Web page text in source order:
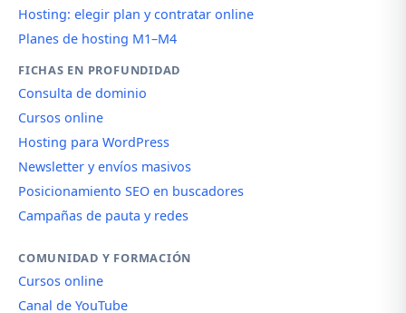
Hosting: elegir plan y contratar online
Planes de hosting M1–M4
FICHAS EN PROFUNDIDAD
Consulta de dominio
Cursos online
Hosting para WordPress
Newsletter y envíos masivos
Posicionamiento SEO en buscadores
Campañas de pauta y redes
COMUNIDAD Y FORMACIÓN
Cursos online
Canal de YouTube